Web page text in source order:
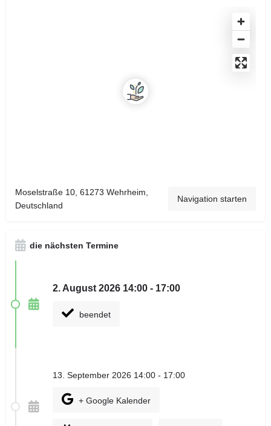
Moselstraße 10, 61273 Wehrheim,
Deutschland
Navigation starten
die nächsten Termine
2. August 2026 14:00 - 17:00
beendet
13. September 2026 14:00 - 17:00
+ Google Kalender